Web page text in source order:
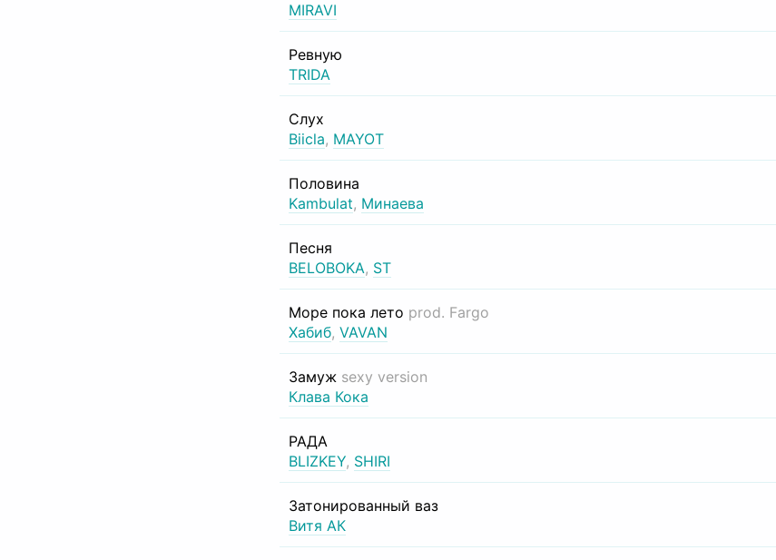
MIRAVI
Ревную
TRIDA
Слух
Biicla, MAYOT
Половина
Kambulat, Минаева
Песня
BELOBOKA, ST
Море пока лето prod. Fargo
Хабиб, VAVAN
Замуж sexy version
Клава Кока
РАДА
BLIZKEY, SHIRI
Затонированный ваз
Витя АК